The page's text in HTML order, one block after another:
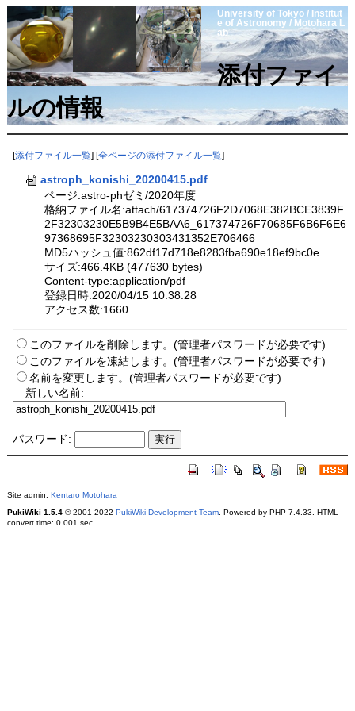
University of Tokyo / Institut
e of Astronomy / Motohara L
ab
添付ファイ
ルの情報
[添付ファイル一覧] [全ページの添付ファイル一覧]
astroph_konishi_20200415.pdf
ページ:astro-phゼミ/2020年度
格納ファイル名:attach/617374726F2D7068E382BCE3839F
2F32303230E5B9B4E5BAA6_617374726F70685F6B6F6E6
97368695F32303230303431352E706466
MD5ハッシュ値:862df17d718e8283fba690e18ef9bc0e
サイズ:466.4KB (477630 bytes)
Content-type:application/pdf
登録日時:2020/04/15 10:38:28
アクセス数:1660
このファイルを削除します。(管理者パスワードが必要です)
このファイルを凍結します。(管理者パスワードが必要です)
名前を変更します。(管理者パスワードが必要です)
新しい名前:
パスワード:
Site admin: Kentaro Motohara
PukiWiki 1.5.4© 2001-2022 PukiWiki Development Team. Powered by PHP 7.4.33. HTML
convert time: 0.001 sec.